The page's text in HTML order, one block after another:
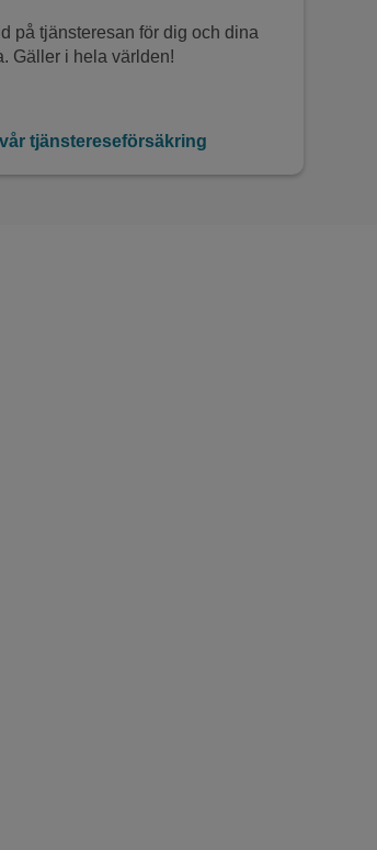
på tjänsteresan för dig och dina
Gäller i hela världen!
tjänstereseförsäkring